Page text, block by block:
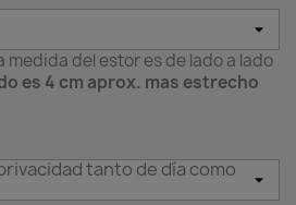
medida del estor es de lado a lado
es 4 cm aprox. mas estrecho
tanto de día como